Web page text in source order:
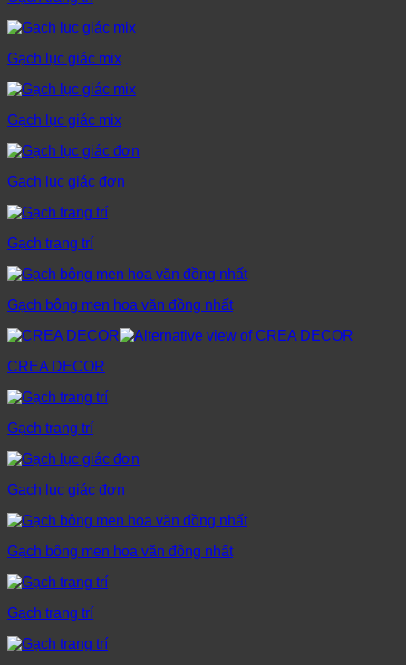
Gạch lục giác mix
Gạch lục giác mix
Gạch lục giác đơn
Gạch trang trí
Gạch bông men hoa văn đồng nhất
CREA DECOR
Gạch trang trí
Gạch lục giác đơn
Gạch bông men hoa văn đồng nhất
Gạch trang trí